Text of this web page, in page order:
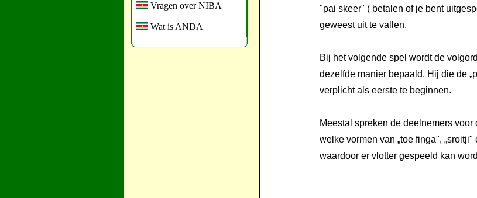
Vragen over NIBA
Wat is ANDA
"pai skeer" ( betalen of je bent
geweest uit te vallen.
Bij het volgende spel wordt de
dezelfde manier bepaald. Hij die de
verplicht als eerste te beginnen.
Meestal spreken de deelnemers
welke vormen van „toe finga",
waardoor er vlotter gespeeld kan